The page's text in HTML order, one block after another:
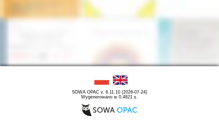
SOWA OPAC v. 6.11.10 (2026-07-24)
Wygenerowano w 0,4821 s.